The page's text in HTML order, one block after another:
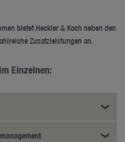
bietet Heckler & Koch neben den
Zusatzleistungen an.
Einzelnen: